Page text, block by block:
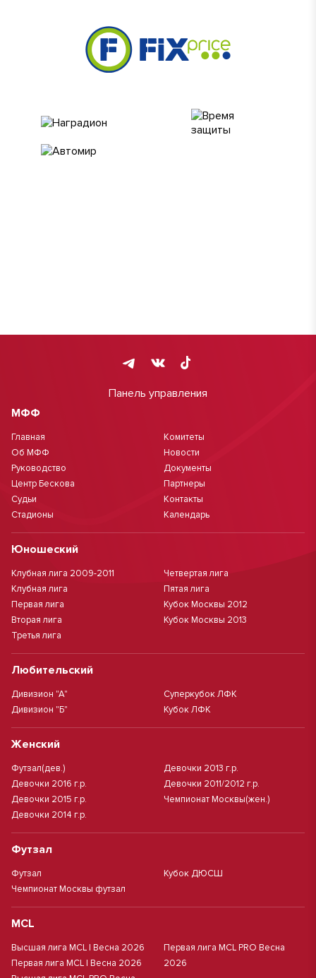
Панель управления
МФФ
Главная
Об МФФ
Руководство
Центр Бескова
Судьи
Стадионы
Комитеты
Новости
Документы
Партнеры
Контакты
Календарь
Юношеский
Клубная лига 2009-2011
Клубная лига
Первая лига
Вторая лига
Третья лига
Четвертая лига
Пятая лига
Кубок Москвы 2012
Кубок Москвы 2013
Любительский
Дивизион "А"
Дивизион "Б"
Суперкубок ЛФК
Кубок ЛФК
Женский
Футзал(дев.)
Девочки 2016 г.р.
Девочки 2015 г.р.
Девочки 2014 г.р.
Девочки 2013 г.р.
Девочки 2011/2012 г.р.
Чемпионат Москвы(жен.)
Футзал
Футзал
Чемпионат Москвы футзал
Кубок ДЮСШ
MCL
Высшая лига MCL | Весна 2026
Первая лига MCL | Весна 2026
Первая лига MCL PRO Весна
2026